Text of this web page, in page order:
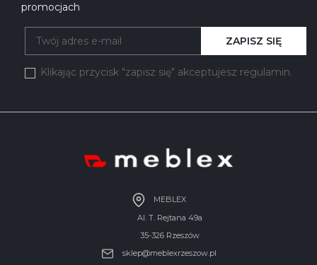
promocjach
Klikając przycisk "zapisz się" akceptujesz regulamin.
ZAPISZ SIĘ
MEBLEX
Al. T. Rejtana 49a
35-326 Rzeszów
sklep@meblexrzeszow.pl